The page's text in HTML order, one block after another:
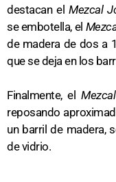
destacan el Mezcal
se embotella, el
de madera de dos a
que se deja en los
Finalmente, el
reposando
un barril de madera,
de vidrio.